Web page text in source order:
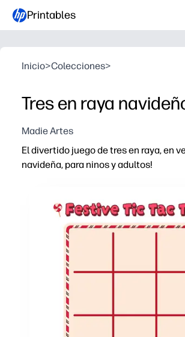
Printables
Inicio>Colecciones>
Tres en raya
Madie Artes
El divertido juego de tres en raya, en
navideña, para ninos y adultos!